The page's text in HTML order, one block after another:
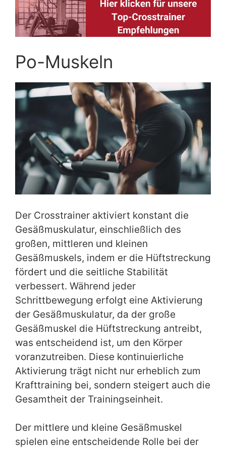
Po-Muskeln
Der Crosstrainer aktiviert konstant die
Gesäßmuskulatur, einschließlich des
großen, mittleren und kleinen
Gesäßmuskels, indem er die Hüftstreckung
fördert und die seitliche Stabilität
verbessert. Während jeder
Schrittbewegung erfolgt eine Aktivierung
der Gesäßmuskulatur, da der große
Gesäßmuskel die Hüftstreckung antreibt,
was entscheidend ist, um den Körper
voranzutreiben. Diese kontinuierliche
Aktivierung trägt nicht nur erheblich zum
Krafttraining bei, sondern steigert auch die
Gesamtheit der Trainingseinheit.
Der mittlere und kleine Gesäßmuskel
spielen eine entscheidende Rolle bei der